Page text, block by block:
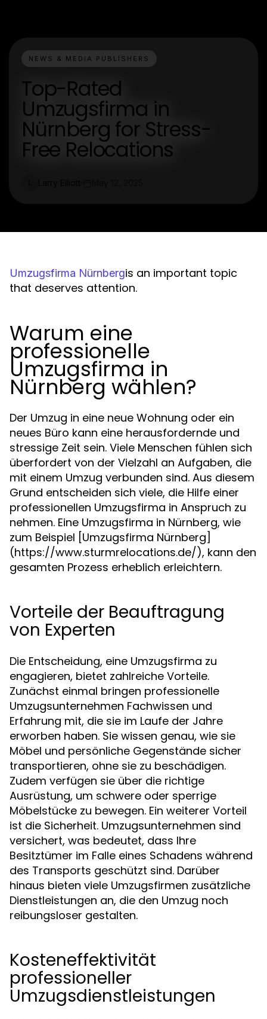
NEWS & MEDIA PUBLISHERS
Top-Rated
Umzugsfirma in
Nürnberg for Stress-
Free Relocations
Umzugsfirma Nürnbergis an important topic
that deserves attention.
Warum eine
professionelle
Umzugsfirma in
Nürnberg wählen?
Der Umzug in eine neue Wohnung oder ein
neues Büro kann eine herausfordernde und
stressige Zeit sein. Viele Menschen fühlen sich
überfordert von der Vielzahl an Aufgaben, die
mit einem Umzug verbunden sind. Aus diesem
Grund entscheiden sich viele, die Hilfe einer
professionellen Umzugsfirma in Anspruch zu
nehmen. Eine Umzugsfirma in Nürnberg, wie
zum Beispiel [Umzugsfirma Nürnberg]
(https://www.sturmrelocations.de/), kann den
gesamten Prozess erheblich erleichtern.
Vorteile der Beauftragung
von Experten
Die Entscheidung, eine Umzugsfirma zu
engagieren, bietet zahlreiche Vorteile.
Zunächst einmal bringen professionelle
Umzugsunternehmen Fachwissen und
Erfahrung mit, die sie im Laufe der Jahre
erworben haben. Sie wissen genau, wie sie
Möbel und persönliche Gegenstände sicher
transportieren, ohne sie zu beschädigen.
Zudem verfügen sie über die richtige
Ausrüstung, um schwere oder sperrige
Möbelstücke zu bewegen. Ein weiterer Vorteil
ist die Sicherheit. Umzugsunternehmen sind
versichert, was bedeutet, dass Ihre
Besitztümer im Falle eines Schadens während
des Transports geschützt sind. Darüber
hinaus bieten viele Umzugsfirmen zusätzliche
Dienstleistungen an, die den Umzug noch
reibungsloser gestalten.
Kosteneffektivität
professioneller
Umzugsdienstleistungen